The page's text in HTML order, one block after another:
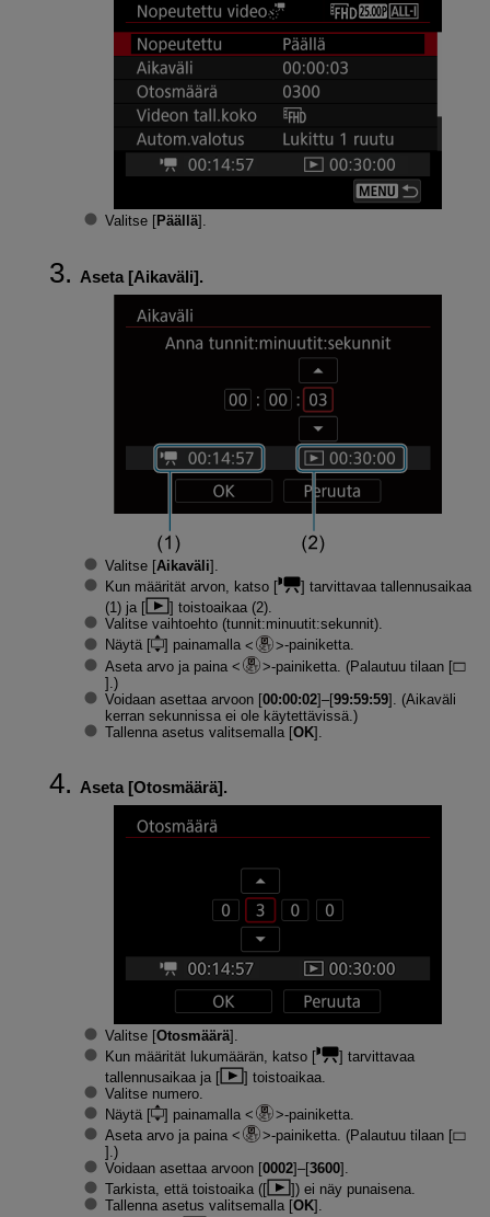
Valitse [Päällä].
Aseta [Aikaväli].
Valitse [Aikaväli].
Kun määrität arvon, katso [
] tarvittavaa tallennusaikaa
(1) ja [
] toistoaikaa (2).
Valitse vaihtoehto (tunnit:minuutit:sekunnit).
Näytä [
] painamalla
-painiketta.
Aseta arvo ja paina
-painiketta. (Palautuu tilaan [
].)
Voidaan asettaa arvoon [00:00:02]–[99:59:59]. (Aikaväli
kerran sekunnissa ei ole käytettävissä.)
Tallenna asetus valitsemalla [OK].
Aseta [Otosmäärä].
Valitse [Otosmäärä].
Kun määrität lukumäärän, katso [
] tarvittavaa
tallennusaikaa ja [
] toistoaikaa.
Valitse numero.
Näytä [
] painamalla
-painiketta.
Aseta arvo ja paina
-painiketta. (Palautuu tilaan [
].)
Voidaan asettaa arvoon [0002]–[3600].
Tarkista, että toistoaika ([
]) ei näy punaisena.
Tallenna asetus valitsemalla [OK].